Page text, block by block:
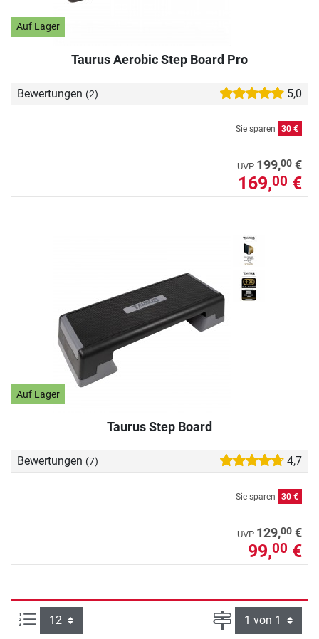
Auf Lager
Taurus Aerobic Step Board Pro
Bewertungen (2) 5,0
Sie sparen 30 €
UVP 199,00 €
169,00 €
Auf Lager
Taurus Step Board
Bewertungen (7) 4,7
Sie sparen 30 €
UVP 129,00 €
99,00 €
Artikel pro Seite: Seite